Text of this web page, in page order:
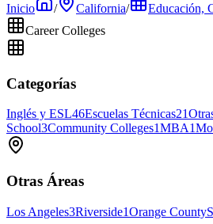
Inicio
/ California/ Educación,
Career Colleges
Categorías
Inglés y ESL46Escuelas Técnicas21
School3Community Colleges1MBA1
Otras Áreas
Los Angeles3Riverside1Orange County